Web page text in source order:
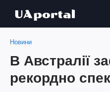
Новини
В Австралії
рекордно